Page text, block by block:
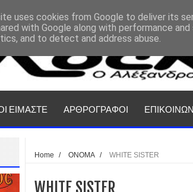
ΕΙΜΑΣΤΕ ΑΡΘΡΟΓΡΑΦΟΙ
Home / ΟΝΟΜΑ / WHITE SISTER
WHITE SISTER
uses cookies from Google to deliver its
with Google along with performance
and to detect and address abuse.